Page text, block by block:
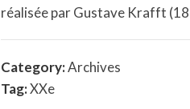
réalisée par Gustave Krafft
Category:Archives
Tag:XXe